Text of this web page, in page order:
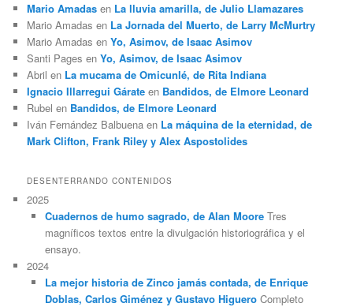
Mario Amadas en La lluvia amarilla, de Julio Llamazares
Mario Amadas en La Jornada del Muerto, de Larry McMurtry
Mario Amadas enYo, Asimov, de Isaac Asimov
Santi Pages enYo, Asimov, de Isaac Asimov
Abril en La mucama de Omicunlé, de Rita Indiana
Ignacio Illarregui Gárate en Bandidos, de Elmore Leonard
Rubel en Bandidos, de Elmore Leonard
Iván Fernández Balbuena en La máquina de la eternidad, de
Mark Clifton, Frank Riley y Alex Aspostolides
DESENTERRANDO CONTENIDOS
2025
Cuadernos de humo sagrado, de Alan MooreTres
magníficos textos entre la divulgación historiográfica y el
ensayo.
2024
La mejor historia de Zinco jamás contada, de Enrique
Doblas, Carlos Giménez y Gustavo HigueroCompleto